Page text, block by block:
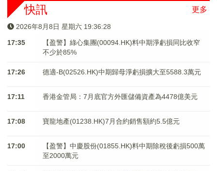
更多
快訊
2026年8月8日 星期六 19:36:28
17:35
【盈警】綠心集團(00094.HK)料中期淨虧損同比收窄
不少於85%
17:26 德適-B(02526.HK)中期歸母淨虧損擴大至5588.3萬元
17:11 香港金管局：7月底官方外匯儲備資產為4478億美元
17:08 寶龍地產(01238.HK)7月合約銷售額約5.5億元
17:00
【盈警】中慶股份(01855.HK)料中期除稅後虧損500萬
至2000萬元